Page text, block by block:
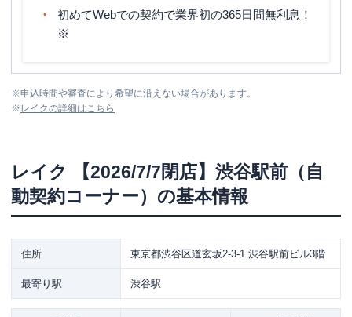
初めてWebでの契約で業界初の365日間無利息！
※
※申込時間や審査により希望に沿えない場合があります。
※ レイクの詳細はこちら
レイク
【2026/7/7閉店】渋谷駅前（自
動契約コーナー） の基本情報
住所 東京都渋谷区道玄坂2-3-1 渋谷駅前ビル3階
最寄り駅 渋谷駅